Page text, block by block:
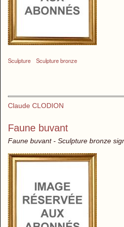
Sculpture Sculpture bronze
Claude CLODION
Faune buvant
Faune buvant - Sculpture bronze